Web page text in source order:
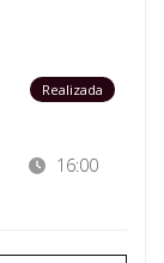
Realizada
16:00